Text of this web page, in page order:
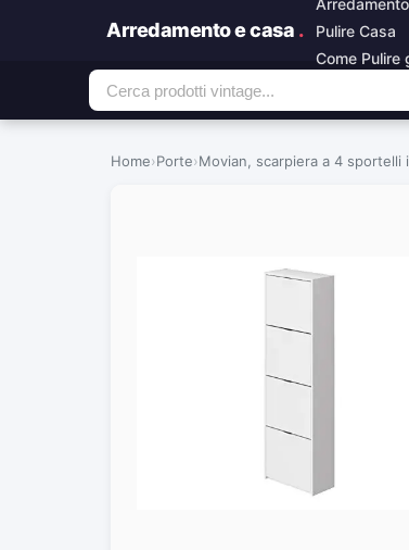
Arredamento e casa .
Pulire Casa
Come Pulire
Home›Porte›Movian, scarpiera a 4